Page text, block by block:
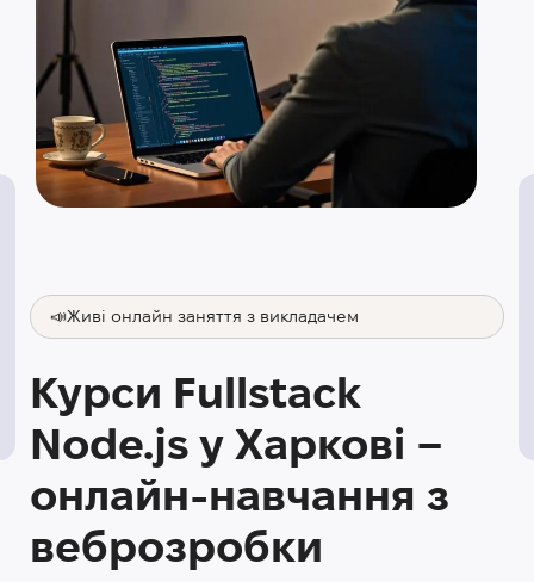
📣Живі онлайн заняття з викладачем
Курси Fullstack
Node.js у Харкові –
онлайн-навчання з
веброзробки